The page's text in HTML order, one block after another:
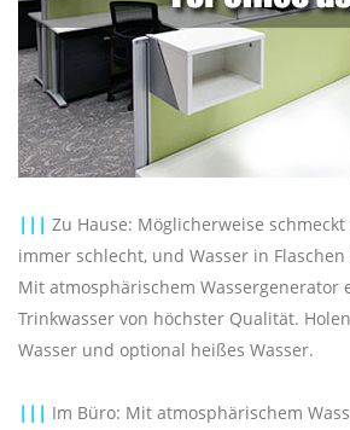
||| Zu Hause: Möglicherweise
immer schlecht, und Wasser in
Mit atmosphärischem Wassergenerator
Trinkwasser von höchster Qualität.
Wasser und optional heißes Wasser.
||| Im Büro: Mit atmosphärischem